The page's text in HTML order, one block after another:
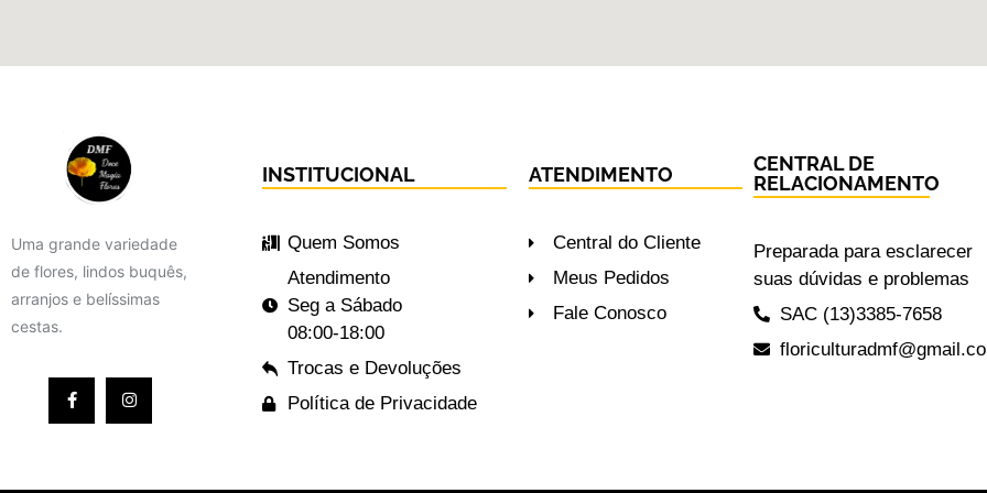
Uma grande variedade
de flores, lindos buquês,
arranjos e belíssimas
cestas.
INSTITUCIONAL
Quem Somos
Atendimento
Seg a Sábado
08:00-18:00
Trocas e Devoluções
Política de Privacidade
ATENDIMENTO
Central do Cliente
Meus Pedidos
Fale Conosco
CENTRAL DE
RELACIONAMENTO
Preparada para esclarecer
suas dúvidas e problemas
SAC (13)3385-7658